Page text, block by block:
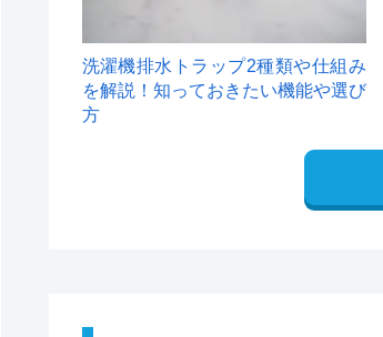
洗濯機排水トラップ2種類や仕組み
を解説！知っておきたい機能や選び
方